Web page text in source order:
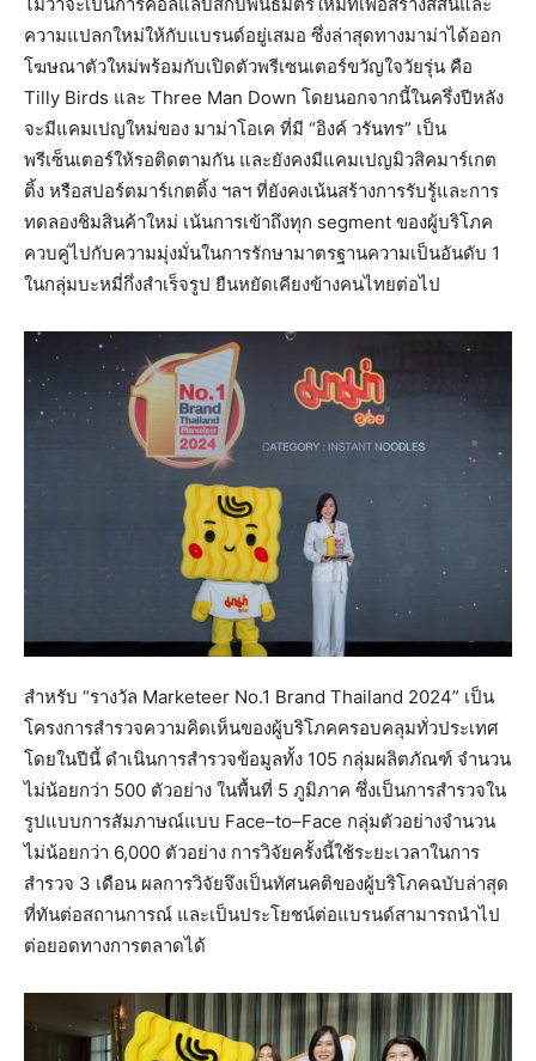
ความแปลกใหม่ให้กับแบรนด์อยู่เสมอ ซึ่งล่าสุดทางมาม่าได้ออก
โฆษณาตัวใหม่พร้อมกับเปิดตัวพรีเซนเตอร์ขวัญใจวัยรุ่น คือ
Tilly Birds และ Three Man Down โดยนอกจากนี้ในครึ่งปีหลัง
จะมีแคมเปญใหม่ของ มาม่าโอเค ที่มี “อิงค์ วรันทร” เป็น
พรีเซ็นเตอร์ให้รอติดตามกัน และยังคงมีแคมเปญมิวสิคมาร์เกต
ติ้ง หรือสปอร์ตมาร์เกตติ้ง ฯลฯ ที่ยังคงเน้นสร้างการรับรู้และการ
ทดลองชิมสินค้าใหม่ เน้นการเข้าถึงทุก segment ของผู้บริโภค
ควบคู่ไปกับความมุ่งมั่นในการรักษามาตรฐานความเป็นอันดับ 1
ในกลุ่มบะหมี่กึ่งสำเร็จรูป ยืนหยัดเคียงข้างคนไทยต่อไป
สำหรับ “รางวัล Marketeer No.1 Brand Thailand 2024” เป็น
โครงการสำรวจความคิดเห็นของผู้บริโภคครอบคลุมทั่วประเทศ
โดยในปีนี้ ดำเนินการสำรวจข้อมูลทั้ง 105 กลุ่มผลิตภัณฑ์ จำนวน
ไม่น้อยกว่า 500 ตัวอย่าง ในพื้นที่ 5 ภูมิภาค ซึ่งเป็นการสำรวจใน
รูปแบบการสัมภาษณ์แบบ Face–to–Face กลุ่มตัวอย่างจำนวน
ไม่น้อยกว่า 6,000 ตัวอย่าง การวิจัยครั้งนี้ใช้ระยะเวลาในการ
สำรวจ 3 เดือน ผลการวิจัยจึงเป็นทัศนคติของผู้บริโภคฉบับล่าสุด
ที่ทันต่อสถานการณ์ และเป็นประโยชน์ต่อแบรนด์สามารถนำไป
ต่อยอดทางการตลาดได้